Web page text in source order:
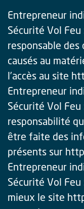
Entrepreneur
Sécurité Vol
responsable
causés au
l’accès au site
Entrepreneur
Sécurité Vol
responsabilité
être faite des
présents sur
Entrepreneur
Sécurité Vol Feu
mieux le site